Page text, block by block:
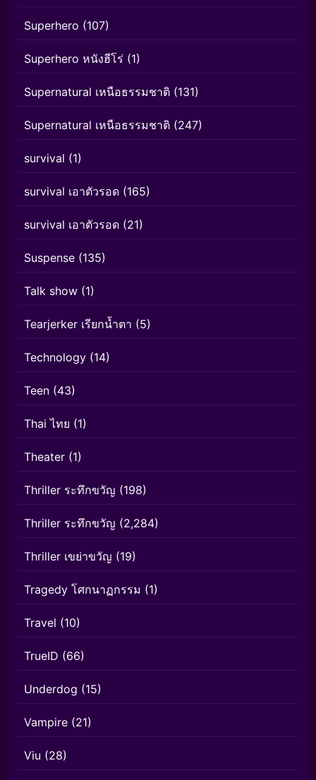
Superhero (107)
Superhero หนังฮีโร่ (1)
Supernatural เหนือธรรมชาติ (131)
Supernatural เหนือธรรมชาติ (247)
survival (1)
survival เอาตัวรอด (165)
survival เอาตัวรอด (21)
Suspense (135)
Talk show (1)
Tearjerker เรียกน้ำตา (5)
Technology (14)
Teen (43)
Thai ไทย (1)
Theater (1)
Thriller ระทึกขวัญ (198)
Thriller ระทึกขวัญ (2,284)
Thriller เขย่าขวัญ (19)
Tragedy โศกนาฏกรรม (1)
Travel (10)
TrueID (66)
Underdog (15)
Vampire (21)
Viu (28)